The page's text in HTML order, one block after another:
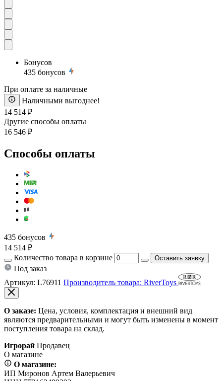
Бонусов
435 бонусов
При оплате за наличные
Наличными выгоднее!
14 514 ₽
Другие способы оплаты
16 546 ₽
Способы оплаты
435 бонусов
14 514 ₽
Количество товара в корзине
Оставить заявку
Под заказ
Артикул: L76911 Производитель товара: RiverToys
О заказе: Цена, условия, комплектация и внешний вид
являются предварительными и могут быть изменены в момент
поступления товара на склад.
Игрорай Продавец
О магазине
О магазине:
ИП Миронов Артем Валерьевич